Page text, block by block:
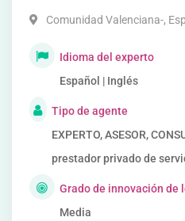
Comunidad Valenciana-,
Idioma del experto
Español | Inglés
Tipo de agente
EXPERTO, ASESOR,
prestador privado de
Grado de innovación de
Media